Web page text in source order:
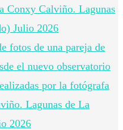
Conxy Calviño. Lagunas
Julio 2026
fotos de una pareja de
el nuevo observatorio
por la fotógrafa
Lagunas de La
2026